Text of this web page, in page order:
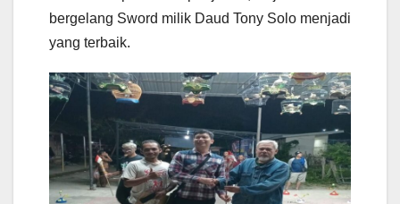
bergelang Sword milik Daud Tony Solo menjadi
yang terbaik.